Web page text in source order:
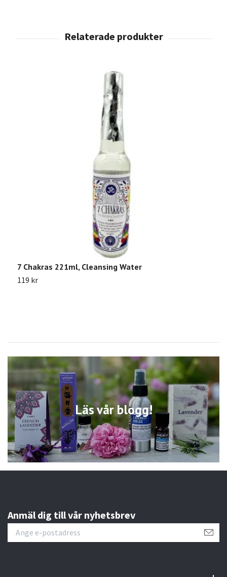
Läs vår blogg!
7 Chakras 221ml, Cleansing Water
119 kr
Anmäl dig till vår nyhetsbrev